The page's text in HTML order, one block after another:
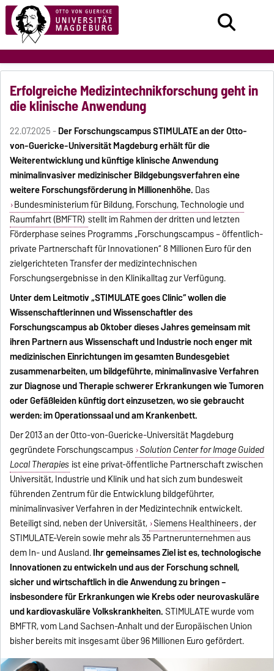
Erfolgreiche Medizintechnikforschung geht in
die klinische Anwendung
22.07.2025 -Der Forschungscampus STIMULATE an der Otto-
von-Guericke-Universität Magdeburg erhält für die
Weiterentwicklung und künftige klinische Anwendung
minimalinvasiver medizinischer Bildgebungsverfahren eine
weitere Forschungsförderung in Millionenhöhe. Das
Bundesministerium für Bildung, Forschung, Technologie und
Raumfahrt (BMFTR) stellt im Rahmen der dritten und letzten
Förderphase seines Programms „Forschungscampus – öffentlich-
private Partnerschaft für Innovationen“ 8 Millionen Euro für den
zielgerichteten Transfer der medizintechnischen
Forschungsergebnisse in den Klinikalltag zur Verfügung.
Unter dem Leitmotiv „STIMULATE goes Clinic“ wollen die
Wissenschaftlerinnen und Wissenschaftler des
Forschungscampus ab Oktober dieses Jahres gemeinsam mit
ihren Partnern aus Wissenschaft und Industrie noch enger mit
medizinischen Einrichtungen im gesamten Bundesgebiet
zusammenarbeiten, um bildgeführte, minimalinvasive Verfahren
zur Diagnose und Therapie schwerer Erkrankungen wie Tumoren
oder Gefäßleiden künftig dort einzusetzen, wo sie gebraucht
werden: im Operationssaal und am Krankenbett.
Der 2013 an der Otto-von-Guericke-Universität Magdeburg
gegründete Forschungscampus Solution Center for Image Guided
Local Therapies ist eine privat-öffentliche Partnerschaft zwischen
Universität, Industrie und Klinik und hat sich zum bundesweit
führenden Zentrum für die Entwicklung bildgeführter,
minimalinvasiver Verfahren in der Medizintechnik entwickelt.
Beteiligt sind, neben der Universität, Siemens Healthineers, der
STIMULATE-Verein sowie mehr als 35 Partnerunternehmen aus
dem In- und Ausland.Ihr gemeinsames Ziel ist es, technologische
Innovationen zu entwickeln und aus der Forschung schnell,
sicher und wirtschaftlich in die Anwendung zu bringen –
insbesondere für Erkrankungen wie Krebs oder neurovaskuläre
und kardiovaskuläre Volkskrankheiten. STIMULATE wurde vom
BMFTR, vom Land Sachsen-Anhalt und der Europäischen Union
bisher bereits mit insgesamt über 96 Millionen Euro gefördert.